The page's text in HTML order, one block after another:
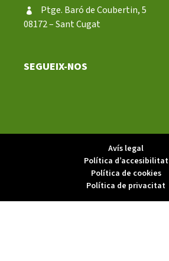
Ptge. Baró de Coubertin, 5
08172 – Sant Cugat
SEGUEIX-NOS
Avís legal
Política d’accesibilitat
Política de cookies
Política de privacitat